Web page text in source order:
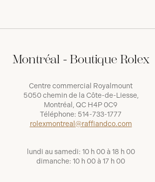
Montréal - Boutique Rolex
Centre commercial Royalmount
5050 chemin de la Côte-de-Liesse,
Montréal, QC H4P 0C9
Téléphone: 514-733-1777
rolexmontreal@raffiandco.com
lundi au samedi: 10 h 00 à 18 h 00
dimanche: 10 h 00 à 17 h 00